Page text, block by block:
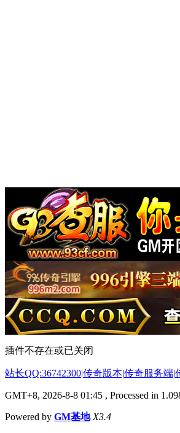
插件不存在或已关闭
站长QQ:36742300|传奇版本|传奇服务端|
GMT+8, 2026-8-8 01:45 , Processed in
Powered by GM基地 X3.4